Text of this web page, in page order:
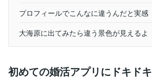
プロフィールでこんなに違うんだと実感
大海原に出てみたら違う景色が見えるよ
初めての婚活アプリにドキドキ